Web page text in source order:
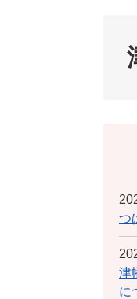
つ
津
に